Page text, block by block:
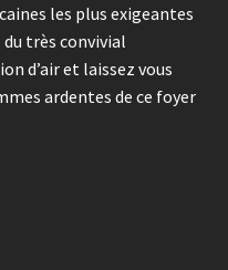
les plus exigeantes
très convivial
d’air et laissez vous
ardentes de ce foyer